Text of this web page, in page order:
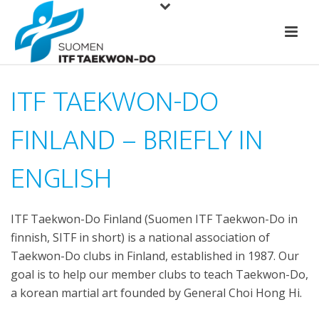
ITF TAEKWON-DO
FINLAND – BRIEFLY IN
ENGLISH
ITF Taekwon-Do Finland (Suomen ITF Taekwon-Do in
finnish, SITF in short) is a national association of
Taekwon-Do clubs in Finland, established in 1987. Our
goal is to help our member clubs to teach Taekwon-Do,
a korean martial art founded by General Choi Hong Hi.